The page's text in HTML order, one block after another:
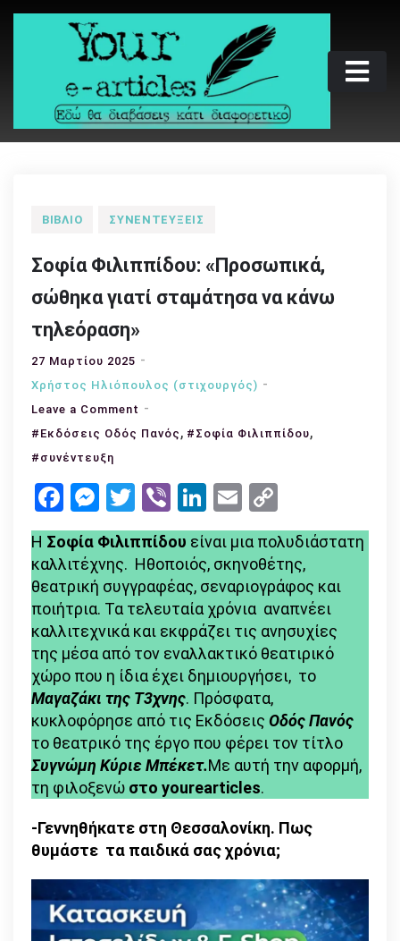
Skip
Your e-articles
Εδώ θα διαβάσεις κάτι διαφορετικό
ΒΙΒΛΊΟ ΣΥΝΕΝΤΕΎΞΕΙΣ
Σοφία Φιλιππίδου: «Προσωπικά,
σώθηκα γιατί σταμάτησα να κάνω
τηλεόραση»
27 Μαρτίου 2025
Χρήστος Ηλιόπουλος (στιχουργός)
Leave a Comment on
Σοφία
σώθηκα
σταμάτησα
να
κάνω
τηλεόραση»
#Εκδόσεις Οδός Πανός , #Σοφία Φιλιππίδου,
#συνέντευξη
Facebook
Messenger
Twitter
ViberLinkedIn
Email
Link
Η Σοφία Φιλιππίδου είναι μια πολυδιάστατη
καλλιτέχνης. Ηθοποιός, σκηνοθέτης,
θεατρική συγγραφέας, σεναριογράφος και
ποιήτρια. Τα τελευταία χρόνια αναπνέει
καλλιτεχνικά και εκφράζει τις ανησυχίες
της μέσα από τον εναλλακτικό θεατιρικό
χώρο που η ίδια έχει δημιουργήσει, το
Μαγαζάκι της Τ3χνης. Πρόσφατα,
κυκλοφόρησε από τις Εκδόσεις Οδός Πανός
το θεατρικό της έργο που φέρει τον τίτλο
Συγνώμη Κύριε Μπέκετ.Με αυτή την αφορμή,
τη φιλοξενώ στο yourearticles.
-Γεννηθήκατε στη Θεσσαλονίκη. Πως
θυμάστε τα παιδικά σας χρόνια;